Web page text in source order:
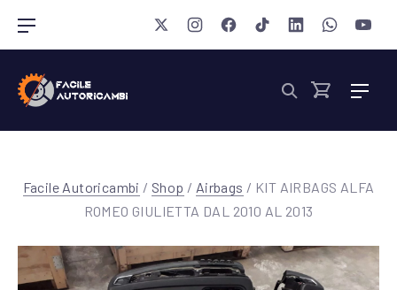
Navigazione barra
New Window
New Window
New Window
New Window
New Window
New New
Cart
Facile Autoricambi / Shop / Airbags / KIT AIRBAGS ALFA
ROMEO GIULIETTA DAL 2010 AL 2013
Chiudi